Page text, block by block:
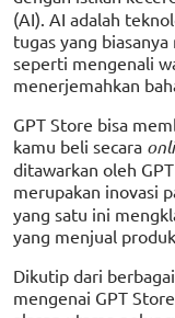
(AI). AI adalah
tugas yang
seperti mengenali
menerjemahkan
GPT Store bisa
kamu beli secara
ditawarkan oleh
merupakan inovasi
yang satu ini
yang menjual
Dikutip dari
mengenai GPT